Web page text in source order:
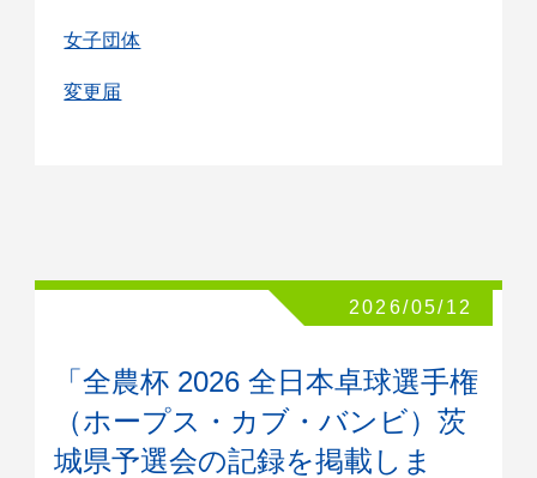
女子団体
変更届
「全農杯 2026 全日本卓球選手権
（ホープス・カブ・バンビ）茨
城県予選会の記録を掲載しま
2026/05/12